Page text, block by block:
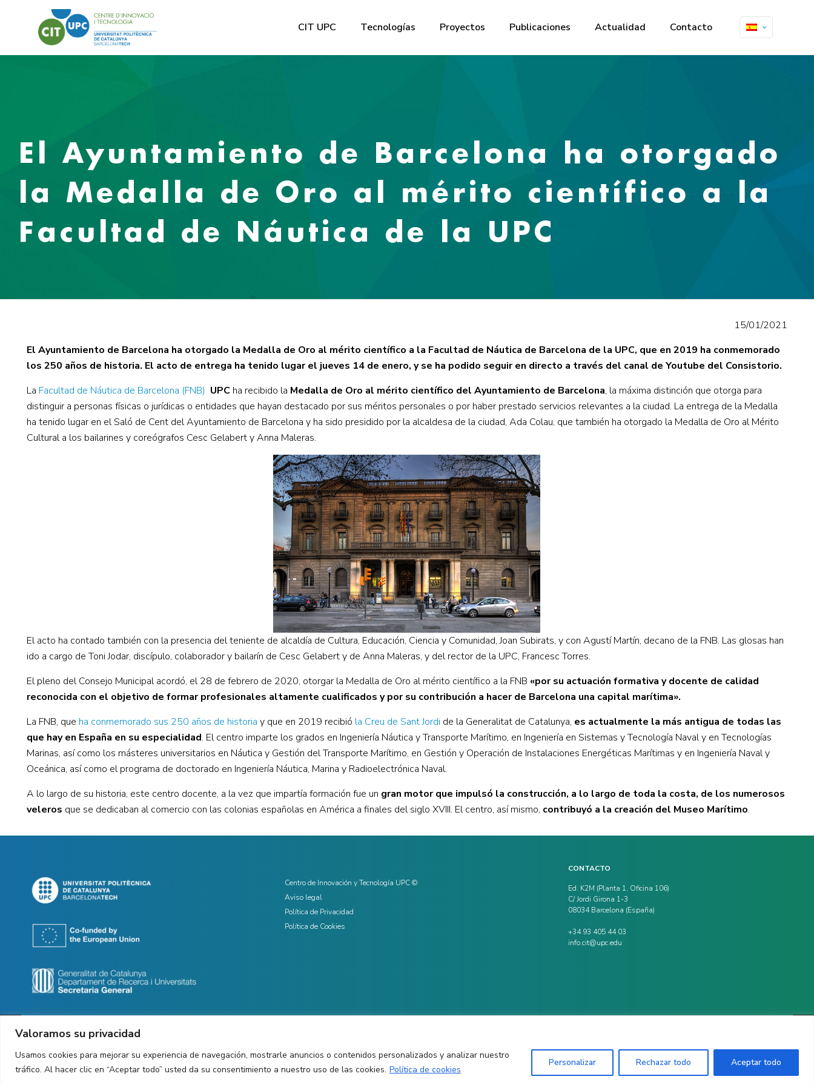
Valoramos su privacidad
Usamos cookies para mejorar su experiencia de navegación, mostrarle anuncios o contenidos personalizados y analizar nuestro
tráfico. Al hacer clic en “Aceptar todo” usted da su consentimiento a nuestro uso de las cookies. Política de cookies
Personalizar Rechazar todo Aceptar todo
CIT UPC Tecnologías Proyectos Publicaciones Actualidad Contacto
El Ayuntamiento de Barcelona ha otorgado
la Medalla de Oro al mérito científico a la
Facultad de Náutica de la UPC
15/01/2021
El Ayuntamiento de Barcelona ha otorgado la Medalla de Oro al mérito científico a la Facultad de Náutica de Barcelona de la UPC, que en 2019 ha conmemorado
los 250 años de historia. El acto de entrega ha tenido lugar el jueves 14 de enero, y se ha podido seguir en directo a través del canal de Youtube del Consistorio.
La Facultad de Náutica de Barcelona (FNB) UPC ha recibido la Medalla de Oro al mérito científico del Ayuntamiento de Barcelona, la máxima distinción que otorga para
distinguir a personas físicas o jurídicas o entidades que hayan destacado por sus méritos personales o por haber prestado servicios relevantes a la ciudad. La entrega de la Medalla
ha tenido lugar en el Saló de Cent del Ayuntamiento de Barcelona y ha sido presidido por la alcaldesa de la ciudad, Ada Colau, que también ha otorgado la Medalla de Oro al Mérito
Cultural a los bailarines y coreógrafos Cesc Gelabert y Anna Maleras.
El acto ha contado también con la presencia del teniente de alcaldía de Cultura, Educación, Ciencia y Comunidad, Joan Subirats, y con Agustí Martín, decano de la FNB. Las glosas han
ido a cargo de Toni Jodar, discípulo, colaborador y bailarín de Cesc Gelabert y de Anna Maleras, y del rector de la UPC, Francesc Torres.
El pleno del Consejo Municipal acordó, el 28 de febrero de 2020, otorgar la Medalla de Oro al mérito científico a la FNB «por su actuación formativa y docente de calidad
reconocida con el objetivo de formar profesionales altamente cualificados y por su contribución a hacer de Barcelona una capital marítima».
La FNB, que ha conmemorado sus 250 años de historia y que en 2019 recibió la Creu de Sant Jordi de la Generalitat de Catalunya, es actualmente la más antigua de todas las
que hay en España en su especialidad. El centro imparte los grados en Ingeniería Náutica y Transporte Marítimo, en Ingeniería en Sistemas y Tecnología Naval y en Tecnologías
Marinas, así como los másteres universitarios en Náutica y Gestión del Transporte Marítimo, en Gestión y Operación de Instalaciones Energéticas Marítimas y en Ingeniería Naval y
Oceánica, así como el programa de doctorado en Ingeniería Náutica, Marina y Radioelectrónica Naval.
A lo largo de su historia, este centro docente, a la vez que impartía formación fue un gran motor que impulsó la construcción, a lo largo de toda la costa, de los numerosos
veleros que se dedicaban al comercio con las colonias españolas en América a finales del siglo XVIII. El centro, así mismo, contribuyó a la creación del Museo Marítimo.
Centro de Innovación y Tecnología UPC ©
Aviso legal
Política de Privacidad
Política de Cookies
CONTACTO
Ed. K2M (Planta 1, Oficina 106)
C/ Jordi Girona 1-3
08034 Barcelona (España)
+34 93 405 44 03
info.cit@upc.edu
Copyright © 2026CIT UPC. All rights reserved.